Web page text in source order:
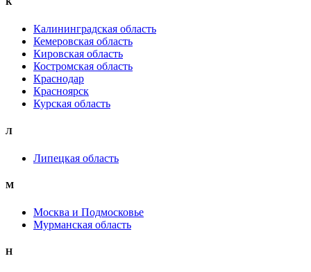
Калининградская область
Кемеровская область
Кировская область
Костромская область
Краснодар
Красноярск
Курская область
Л
Липецкая область
М
Москва и Подмосковье
Мурманская область
Н